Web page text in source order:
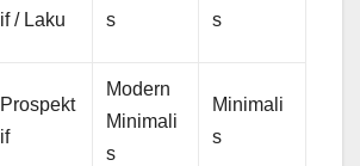
if / Laku
s
s
Prospekt
if
Modern
Minimali
s
Minimali
s